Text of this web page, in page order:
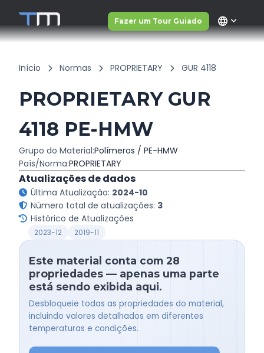
Fazer um Tour Guiado language
Início Normas PROPRIETARY GUR 4118
PROPRIETARY GUR
4118 PE-HMW
Grupo do Material:Polímeros / PE-HMW
País/Norma:PROPRIETARY
Atualizações de dados
Última Atualização: 2024-10
Número total de atualizações: 3
Histórico de Atualizações
2023-12 2019-11
Este material conta com 28
propriedades — apenas uma parte
está sendo exibida aqui.
Desbloqueie todas as propriedades do material,
incluindo valores detalhados em diferentes
temperaturas e condições.